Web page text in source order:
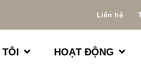
Liên hệ
TÔI HOẠT ĐỘNG